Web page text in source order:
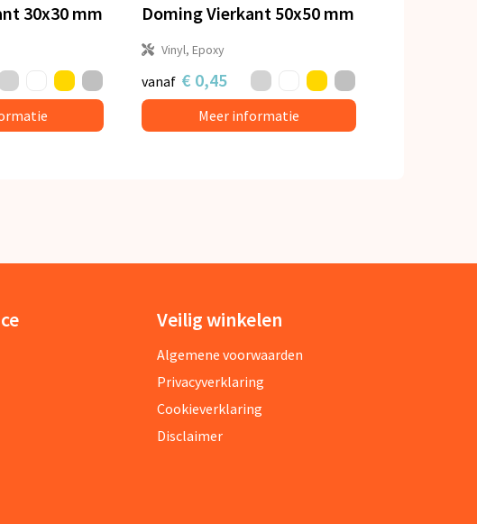
30x30 mm Doming Vierkant 50x50 mm
Vinyl, Epoxy
vanaf € 0,45
Meer informatie
Veilig winkelen
Algemene voorwaarden
Privacyverklaring
Cookieverklaring
Disclaimer